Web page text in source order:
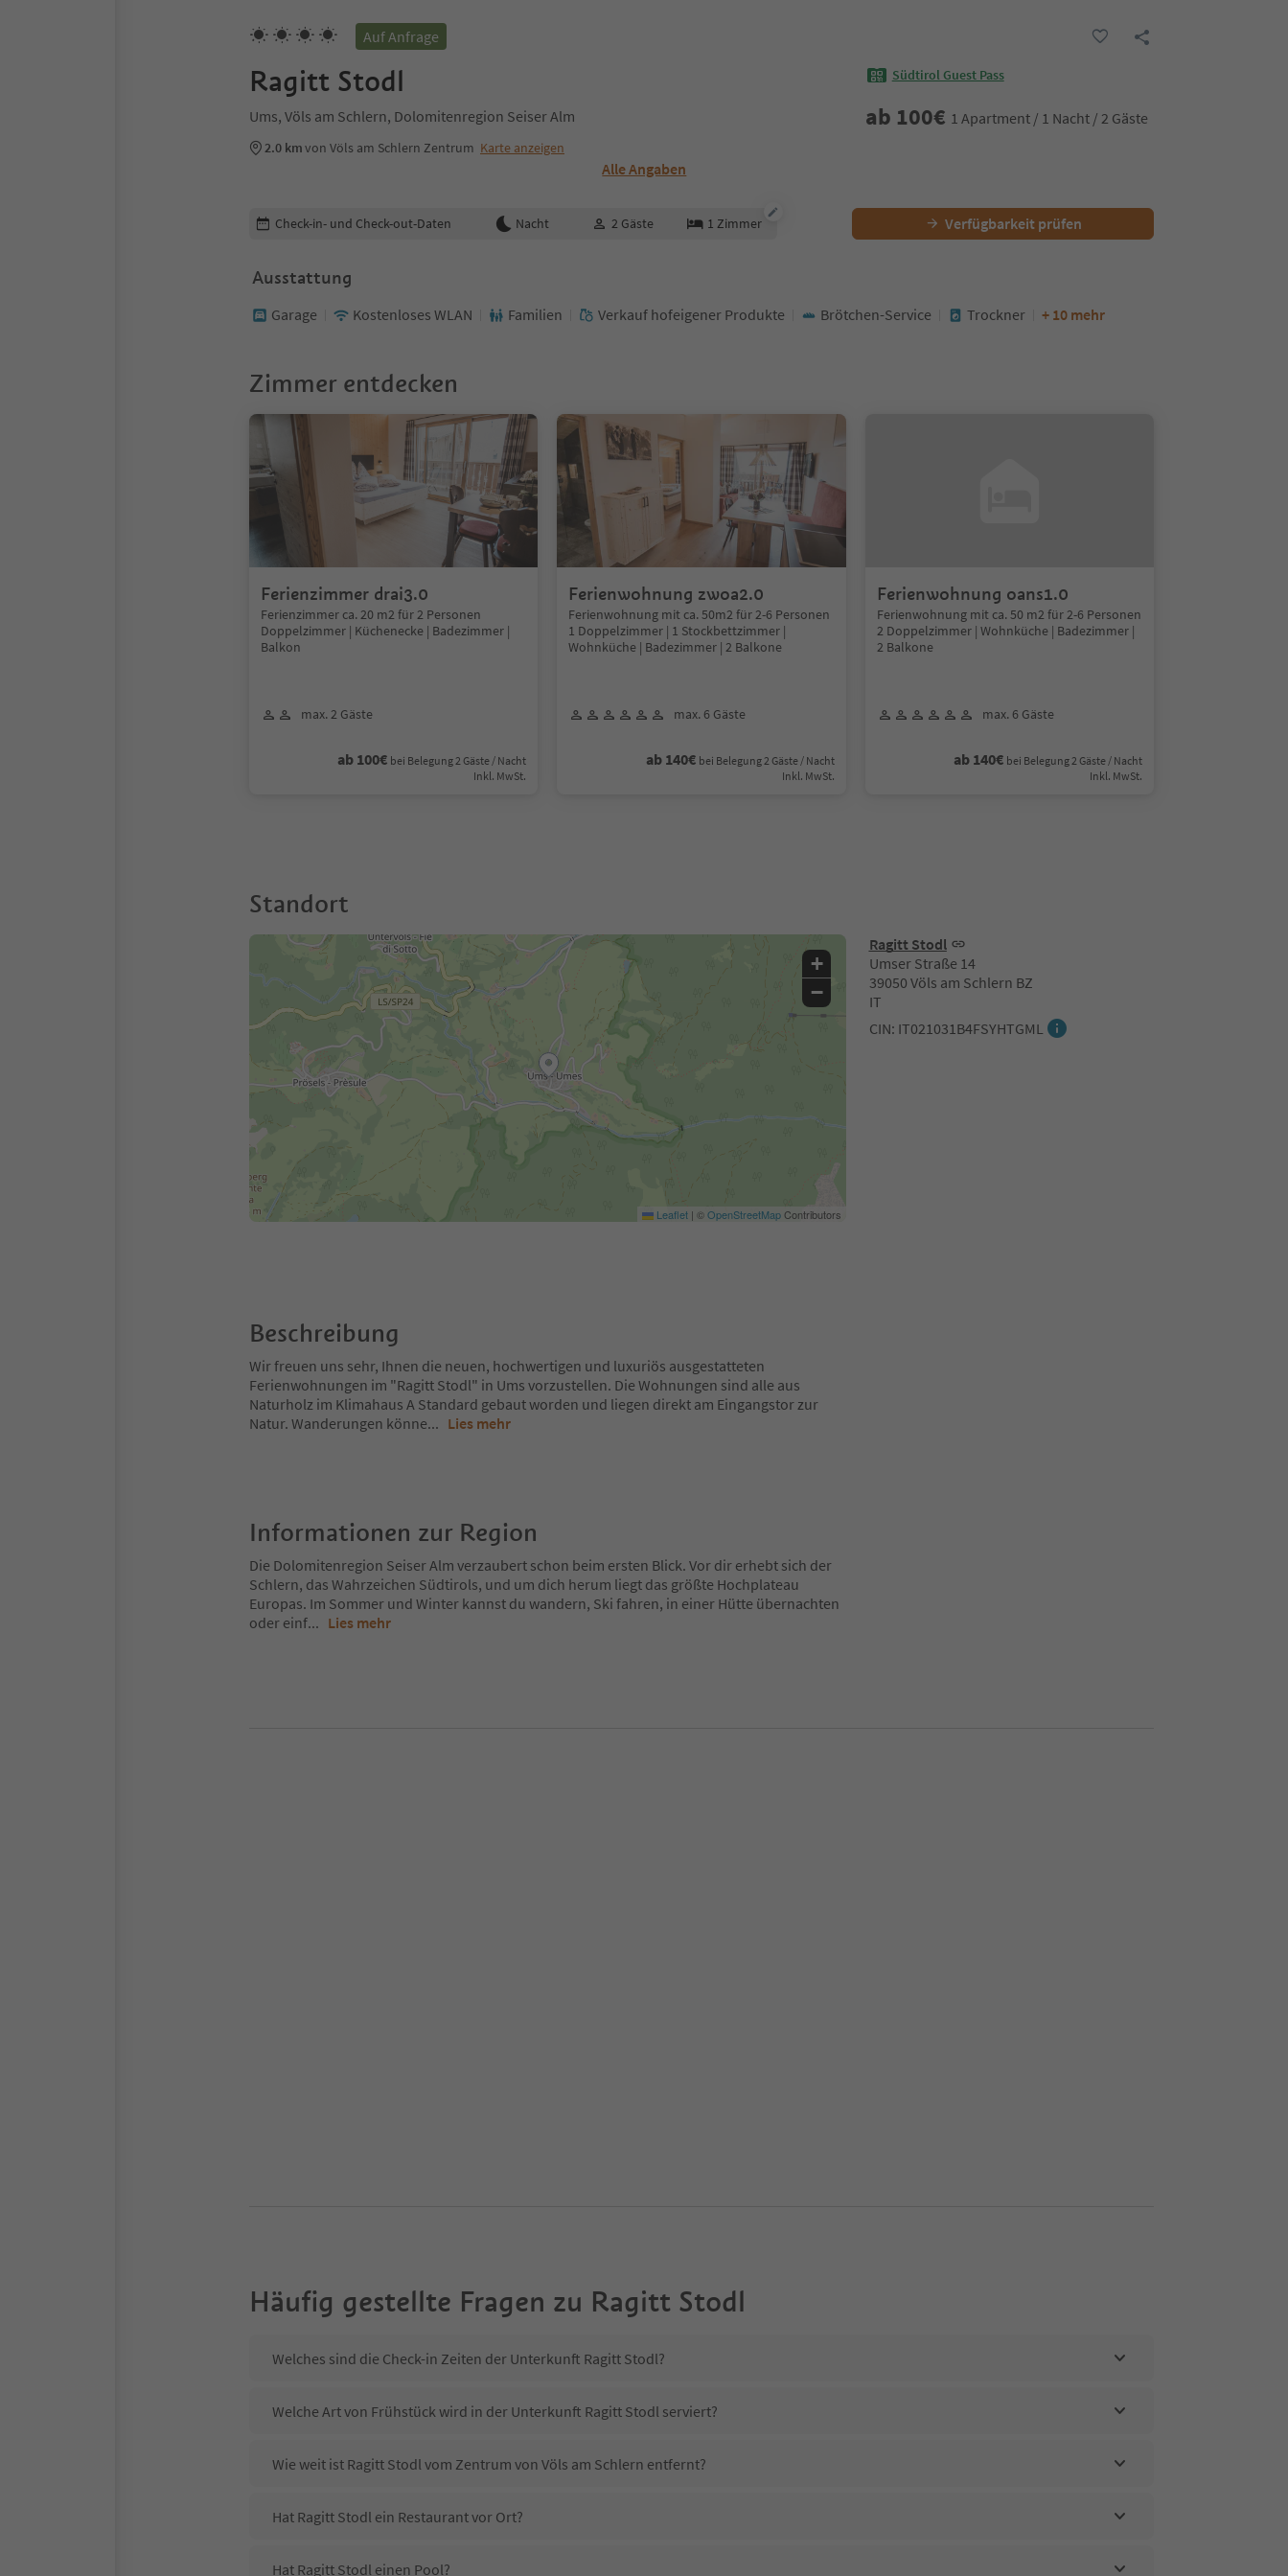
Auf Anfrage
Ragitt Stodl
Ums, Völs am Schlern, Dolomitenregion Seiser Alm
2.0 kmvon Völs am Schlern Zentrum Karte anzeigen
Alle Angaben
Südtirol Guest Pass
ab 100€ 1 Apartment / 1 Nacht / 2 Gäste
Buchungsdetails bearbeiten
Check-in- und Check-out-Daten Nacht 2 Gäste 1 Zimmer Verfügbarkeit prüfen
Ausstattung
Garage Kostenloses WLAN Familien Verkauf hofeigener Produkte Brötchen-Service Trockner + 10 mehr
Zimmer entdecken
Ferienzimmer drai3.0
Ferienzimmer ca. 20 m2 für 2 Personen
Doppelzimmer | Küchenecke | Badezimmer |
Balkon
max. 2 Gäste
ab 100€ bei Belegung 2 Gäste / Nacht
Inkl. MwSt.
Ferienwohnung zwoa2.0
Ferienwohnung mit ca. 50m2 für 2-6 Personen
1 Doppelzimmer | 1 Stockbettzimmer |
Wohnküche | Badezimmer | 2 Balkone
max. 6 Gäste
ab 140€ bei Belegung 2 Gäste / Nacht
Inkl. MwSt.
Ferienwohnung oans1.0
Ferienwohnung mit ca. 50 m2 für 2-6 Personen
2 Doppelzimmer | Wohnküche | Badezimmer |
2 Balkone
max. 6 Gäste
ab 140€ bei Belegung 2 Gäste / Nacht
Inkl. MwSt.
Standort
Ragitt Stodl
Umser Straße 14
39050 Völs am Schlern BZ
IT
CIN: IT021031B4FSYHTGML
+
−
Leaflet | ©OpenStreetMapContributors
Beschreibung
Wir freuen uns sehr, Ihnen die neuen, hochwertigen und luxuriös ausgestatteten
Ferienwohnungen im "Ragitt Stodl" in Ums vorzustellen. Die Wohnungen sind alle aus
Naturholz im Klimahaus A Standard gebaut worden und liegen direkt am Eingangstor zur
Natur. Wanderungen könne... Lies mehr
Informationen zur Region
Die Dolomitenregion Seiser Alm verzaubert schon beim ersten Blick. Vor dir erhebt sich der
Schlern, das Wahrzeichen Südtirols, und um dich herum liegt das größte Hochplateau
Europas. Im Sommer und Winter kannst du wandern, Ski fahren, in einer Hütte übernachten
oder einf... Lies mehr
Häufig gestellte Fragen zu Ragitt Stodl
Welches sind die Check-in Zeiten der Unterkunft Ragitt Stodl?
Welche Art von Frühstück wird in der Unterkunft Ragitt Stodl serviert?
Wie weit ist Ragitt Stodl vom Zentrum von Völs am Schlern entfernt?
Hat Ragitt Stodl ein Restaurant vor Ort?
Hat Ragitt Stodl einen Pool?